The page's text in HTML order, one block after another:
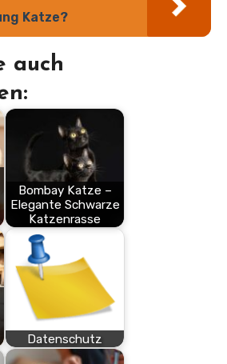
Katze?
auch
Bombay Katze –
Elegante Schwarze
Katzenrasse
Datenschutz